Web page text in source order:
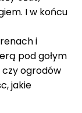
I w końcu
i
pod gołym
ogrodów
jakie